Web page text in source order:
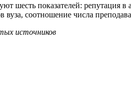
шесть показателей: репутация
соотношение числа
источников